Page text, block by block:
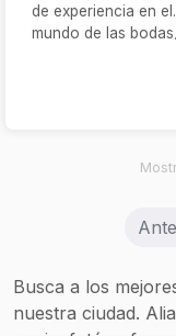
de experiencia en el
mundo de las
diseñamos
esencia y aportarte
elegante, una trenza
garantizamos un
acabado
Busca a los
nuestra ciudad.